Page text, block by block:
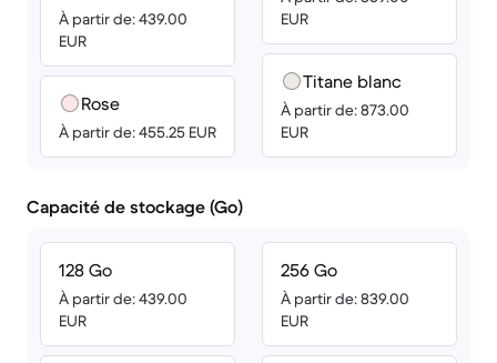
À partir de: 439.00
EUR
Rose
À partir de: 455.25 EUR
EUR
Titane blanc
À partir de: 873.00
EUR
Capacité de stockage (Go)
128 Go
À partir de: 439.00
EUR
256 Go
À partir de: 839.00
EUR